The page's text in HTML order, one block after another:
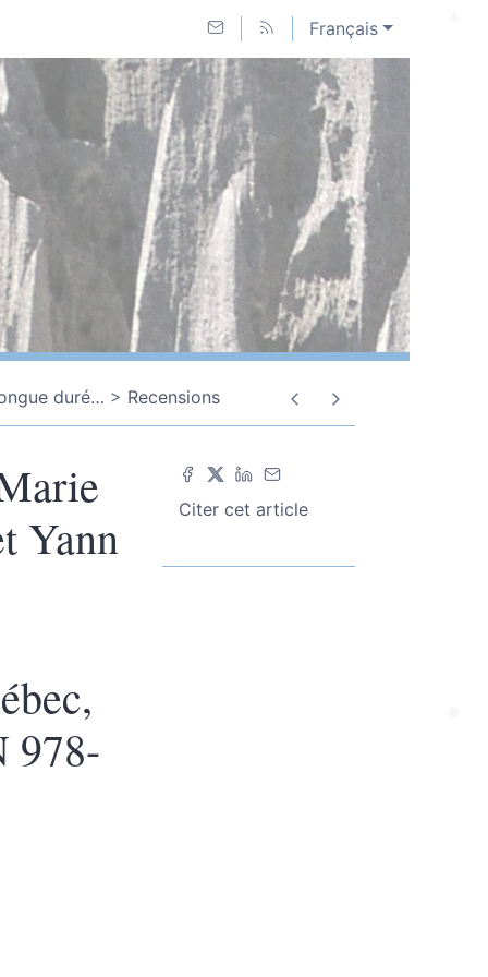
Français
duré… Recensions
Citer cet article
Yann
978-